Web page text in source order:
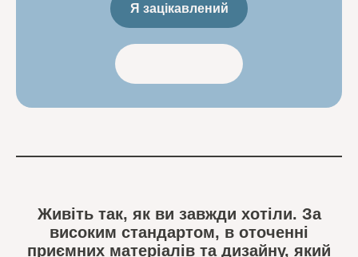
Я зацікавлений
Живіть так, як ви завжди хотіли. За
високим стандартом, в оточенні
приємних матеріалів та дизайну, який